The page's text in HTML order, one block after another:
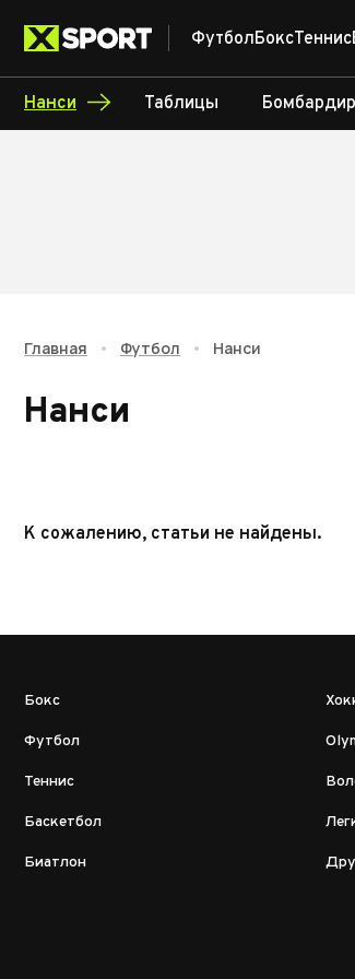
ФутболБоксТеннис
Нанси Таблицы
Главная • Футбол • Нанси
Нанси
К сожалению, статьи не найдены.
Бокс
Футбол
Теннис
Баскетбол
Биатлон